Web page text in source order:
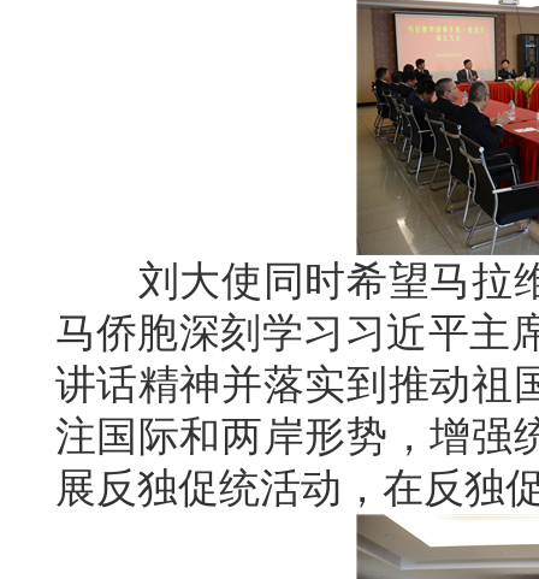
刘大使同时希望马拉维
马侨胞深刻学习习近平主
讲话精神并落实到推动祖
注国际和两岸形势，增强
展反独促统活动，在反独